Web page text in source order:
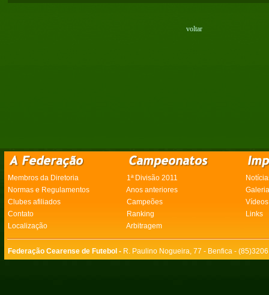
voltar
Membros da Diretoria 1ª Divisão 2011
Normas e Regulamentos
Anos anteriores
Clubes afiliados
Campeões
Vídeos
Contato
Ranking
Links
Localização
Arbitragem
Federação Cearense de Futebol - R. Paulino Nogueira, 77 - Benfica -